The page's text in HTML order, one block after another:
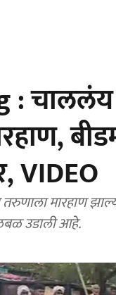
: चाललंय
VIDEO
मारहाण
उडाली आहे.